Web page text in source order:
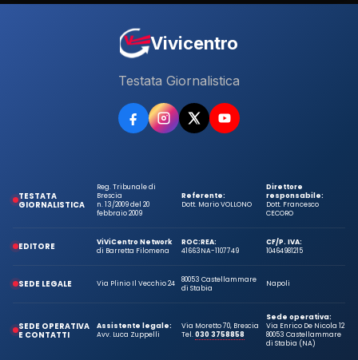
Vivicentro
Testata Giornalistica
TESTATA
GIORNALISTICA
Reg. Tribunale di
Brescia
n. 13/2009 del 20
febbraio 2009
Referente:
Dott. Mario VOLLONO
Direttore
responsabile:
Dott. Francesco
CECORO
EDITORE
ViViCentro Network
di Barretta Filomena
ROC:
41663
REA:
NA-1107749
CF/P. IVA:
10464981215
SEDE LEGALE Via Plinio Il Vecchio 24
80053 Castellammare
di Stabia
Napoli
SEDE OPERATIVA
E CONTATTI
Assistente legale:
Avv. Luca Zuppelli
Via Moretto 70, Brescia
Tel.030 3758858
Sede operativa:
Via Enrico De Nicola 12
80053 Castellammare
di Stabia (NA)